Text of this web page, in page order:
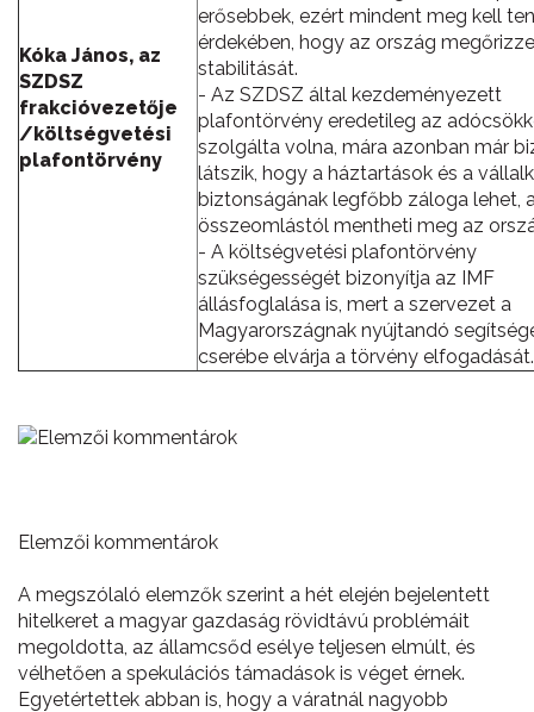
Kóka János, az
SZDSZ
frakcióvezetője
/költségvetési
plafontörvény
erősebbek, ezért mindent meg kell
érdekében, hogy az ország megőrizze
stabilitását.
- Az SZDSZ által kezdeményezett
plafontörvény eredetileg az
szolgálta volna, mára azonban már
látszik, hogy a háztartások és a
biztonságának legfőbb záloga lehet,
összeomlástól mentheti meg az
- A költségvetési plafontörvény
szükségességét bizonyítja az IMF
állásfoglalása is, mert a szervezet a
Magyarországnak nyújtandó
cserébe elvárja a törvény elfogadását.
Elemzői kommentárok
A megszólaló elemzők szerint a hét elején bejelentett
hitelkeret a magyar gazdaság rövidtávú problémáit
megoldotta, az államcsőd esélye teljesen elmúlt, és
vélhetően a spekulációs támadások is véget érnek.
Egyetértettek abban is, hogy a váratnál nagyobb